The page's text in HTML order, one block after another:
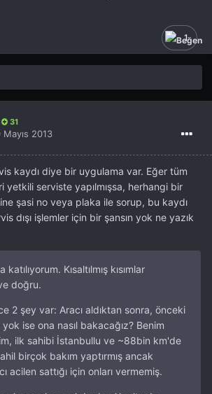
1
31
Mayıs 2013
kaydı diye bir uygulama var. Eğer tüm
yetkili serviste yapılmışsa, herhangi bir
şasi no veya plaka ile sorup, bu kaydı
dışı işlemler için bir şansın yok ne yazık
katılıyorum. Kısaltılmış kısımlar
doğru.
2 şey var: Aracı aldıktan sonra, önceki
yok ise ona nasıl bakacağız? Benim
ilk sahibi İstanbullu ve ~88bin km'de
birçok bakım yaptırmış ancak
acilen sattığı için onları vermemiş.